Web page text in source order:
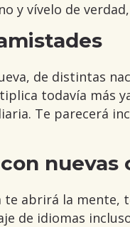
y vívelo de
de distintas
todavía más
Te parecerá
nuevas
abrirá la mente,
de idiomas